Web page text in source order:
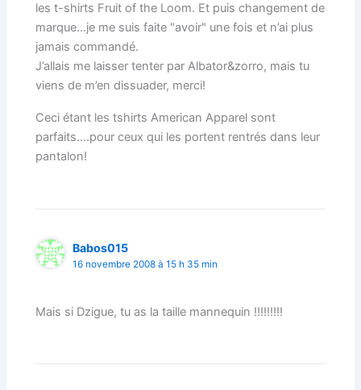
les t-shirts Fruit of the Loom. Et puis changement de
marque…je me suis faite "avoir" une fois et n’ai plus
jamais commandé.
J’allais me laisser tenter par Albator&zorro, mais tu
viens de m’en dissuader, merci!
Ceci étant les tshirts American Apparel sont
parfaits….pour ceux qui les portent rentrés dans leur
pantalon!
Babos015
16 novembre 2008 à 15 h 35 min
Mais si Dzigue, tu as la taille mannequin !!!!!!!!!